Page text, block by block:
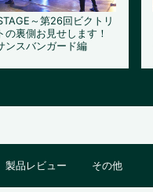
～第26回ビクトリ
の裏側お見せします！
ンスバンガード編
製品レビュー その他